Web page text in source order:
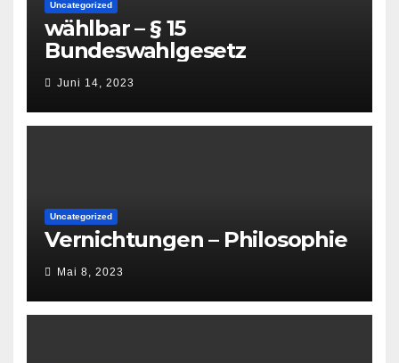
Uncategorized
wählbar – § 15
Bundeswahlgesetz
Juni 14, 2023
Uncategorized
Vernichtungen – Philosophie
Mai 8, 2023